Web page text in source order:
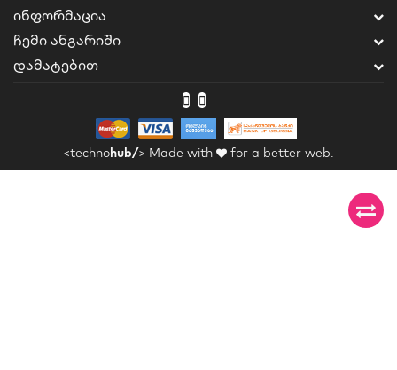
ᲘᲜᲤᲝᲠᲛᲐᲪᲘᲐ
ᲩᲔᲛᲘ ᲐᲜᲒᲐᲠᲘᲨᲘ
ᲓᲐᲛᲐᲢᲔᲑᲘᲗ
<technohub/> Made with for a better web.